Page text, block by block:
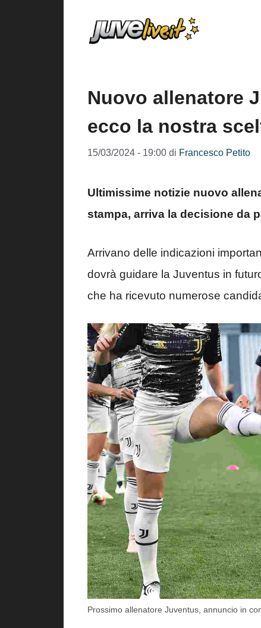
Nuovo allenatore
ecco la nostra
15/03/2024 - 19:00 di Francesco Petito
Ultimissime notizie nuovo
stampa, arriva la decisione da
Arrivano delle indicazioni
dovrà guidare la Juventus in
che ha ricevuto numerose
Prossimo allenatore Juventus, annuncio in